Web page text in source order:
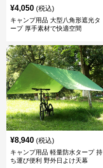
¥4,050 (税込)
キャンプ用品 大型八角形遮光タ
ープ 厚手素材で快適空間
¥8,940 (税込)
キャンプ用品 軽量防水タープ 持
ち運び便利 野外日よけ天幕